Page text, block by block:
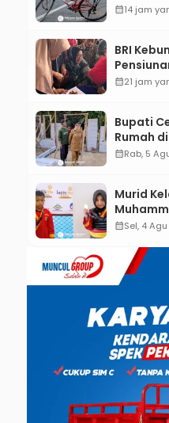
Sisa-
calendar_month14 jam
BRI
calendar_month21 jam
Bupati
Rumah
Hunian
calendar_monthRab, 5
Murid
Emas
calendar_monthSel, 4